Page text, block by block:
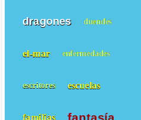
dragones duendes
el-mar enfermedades
escritores escuelas
familias